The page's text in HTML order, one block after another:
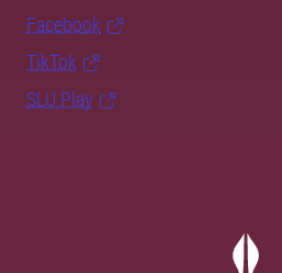
Facebook
TikTok
SLU Play